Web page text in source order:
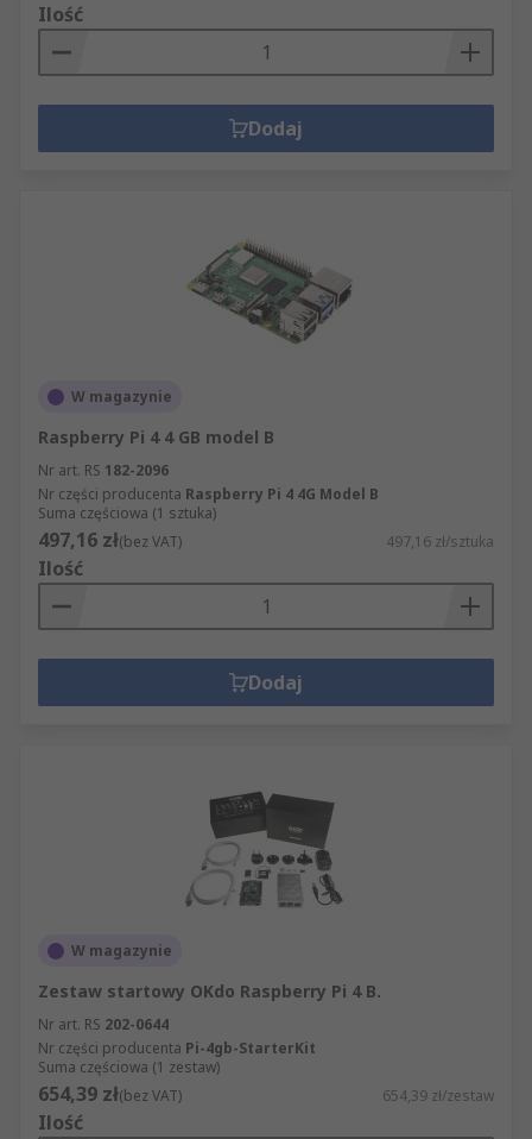
Ilość
Dodaj
W magazynie
Raspberry Pi 4 4 GB model B
Nr art. RS 182-2096
Nr części producenta Raspberry Pi 4 4G Model B
Suma częściowa (1 sztuka)
497,16 zł(bez VAT) 497,16 zł/sztuka
Ilość
Dodaj
W magazynie
Zestaw startowy OKdo Raspberry Pi 4 B.
Nr art. RS 202-0644
Nr części producenta Pi-4gb-StarterKit
Suma częściowa (1 zestaw)
654,39 zł(bez VAT) 654,39 zł/zestaw
Ilość